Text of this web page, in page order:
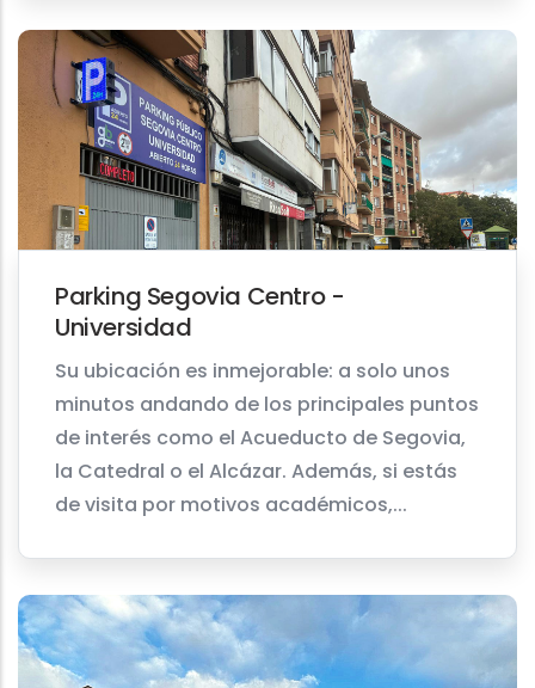
Parking Segovia Centro -
Universidad
Su ubicación es inmejorable: a solo unos
minutos andando de los principales puntos
de interés como el Acueducto de Segovia,
la Catedral o el Alcázar. Además, si estás
de visita por motivos académicos,...